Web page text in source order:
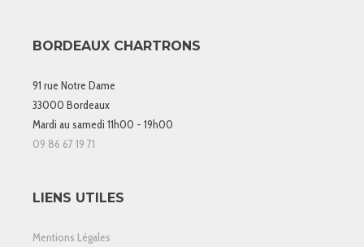
BORDEAUX CHARTRONS
91 rue Notre Dame
33000 Bordeaux
Mardi au samedi 11h00 - 19h00
09 86 67 19 71
LIENS UTILES
Mentions Légales